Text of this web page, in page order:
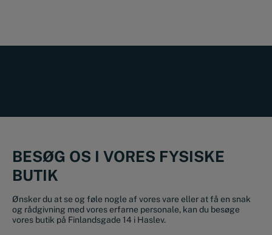
BESØG OS I VORES FYSISKE
BUTIK
Ønsker du at se og føle nogle af vores vare eller at få en snak
og rådgivning med vores erfarne personale, kan du besøge
vores butik på Finlandsgade 14 i Haslev.